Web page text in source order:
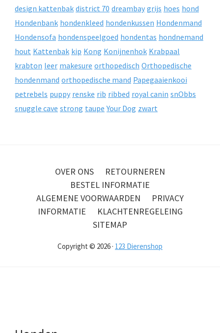
design kattenbak district 70 dreambay grijs hoes hond
Hondenbank hondenkleed hondenkussen Hondenmand
Hondensofa hondenspeelgoed hondentas hondnemand
hout Kattenbak kip Kong Konijnenhok Krabpaal
krabton leer makesure orthopedisch Orthopedische
hondenmand orthopedische mand Papegaaienkooi
petrebels puppy renske rib ribbed royal canin snObbs
snuggle cave strong taupe Your Dog zwart
OVER ONS
RETOURNEREN
BESTEL INFORMATIE
ALGEMENE VOORWAARDEN
PRIVACY
INFORMATIE
KLACHTENREGELEING
SITEMAP
Copyright © 2026 · 123 Dierenshop